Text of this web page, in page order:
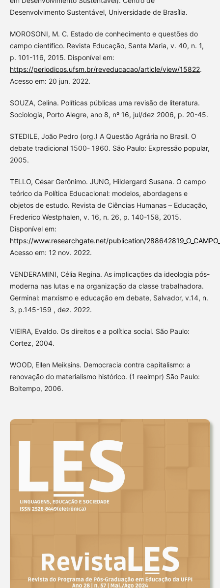
Desenvolvimento Sustentável, Universidade de Brasília.
MOROSONI, M. C. Estado de conhecimento e questões do
campo científico. Revista Educação, Santa Maria, v. 40, n. 1,
p. 101-116, 2015. Disponível em:
https://periodicos.ufsm.br/reveducacao/article/view/15822.
Acesso em: 20 jun. 2022.
SOUZA, Celina. Políticas públicas uma revisão de literatura.
Sociologia, Porto Alegre, ano 8, nº 16, jul/dez 2006, p. 20-45.
STEDILE, João Pedro (org.) A Questão Agrária no Brasil. O
debate tradicional 1500- 1960. São Paulo: Expressão popular,
2005.
TELLO, César Gerônimo. JUNG, Hildergard Susana. O campo
teórico da Política Educacional: modelos, abordagens e
objetos de estudo. Revista de Ciências Humanas – Educação,
Frederico Westphalen, v. 16, n. 26, p. 140-158, 2015.
Disponível em:
https://www.researchgate.net/publication/
Acesso em: 12 nov. 2022.
VENDERAMINI, Célia Regina. As implicações da ideologia pós-
moderna nas lutas e na organização da classe trabalhadora.
Germinal: marxismo e educação em debate, Salvador, v.14, n.
3, p.145-159 , dez. 2022.
VIEIRA, Evaldo. Os direitos e a política social. São Paulo:
Cortez, 2004.
WOOD, Ellen Meiksins. Democracia contra capitalismo: a
renovação do materialismo histórico. (1 reeimpr) São Paulo:
Boitempo, 2006.